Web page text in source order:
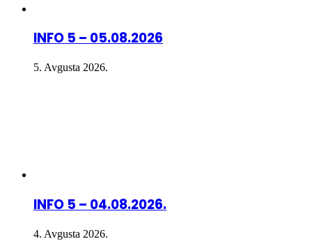
INFO 5 – 05.08.2026
5. Avgusta 2026.
INFO 5 – 04.08.2026.
4. Avgusta 2026.